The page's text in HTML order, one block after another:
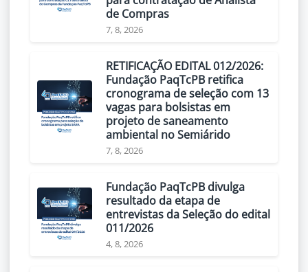
de Compras
7, 8, 2026
RETIFICAÇÃO EDITAL 012/2026:
Fundação PaqTcPB retifica
cronograma de seleção com 13
vagas para bolsistas em
projeto de saneamento
ambiental no Semiárido
7, 8, 2026
Fundação PaqTcPB divulga
resultado da etapa de
entrevistas da Seleção do edital
011/2026
4, 8, 2026